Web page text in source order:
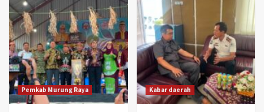
Pemkab Murung Raya Kabar daerah